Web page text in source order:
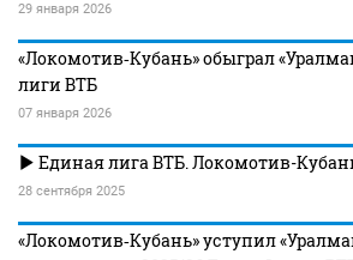
29 января 2026
«Локомотив‑Кубань» обыграл
лиги ВТБ
07 января 2026
Единая лига ВТБ. Локомотив-
28 сентября 2025
«Локомотив‑Кубань» уступил